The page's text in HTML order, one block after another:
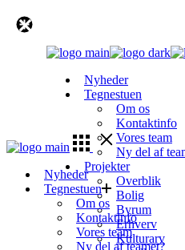
Nyheder
Tegnestuen
Om os
Kontaktinfo
Vores team
Ny del af
Projekter
Overblik
Bolig
Byrum
Erhverv
Kulturarv
Nyheder
Tegnestuen
Om os
Kontaktinfo
Vores team
Ny del af teamet?